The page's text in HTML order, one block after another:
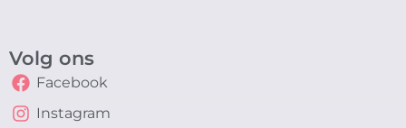
Volg ons
Facebook
Instagram